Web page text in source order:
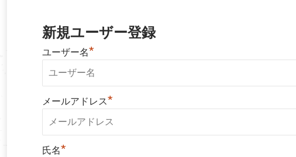
新規ユーザー登録
ユーザー名*
メールアドレス*
氏名*